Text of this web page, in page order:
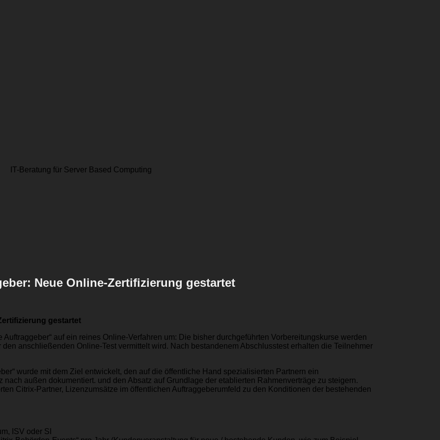
IT-Beratung für Server Based Computing
Neue Online-Zertifizierung gestartet
gestartet
auf ein reines Online-Verfahren um: Die bisher durchgeführten Vorbereitungskurse werden
anschließenden Online-Test vermittelt wird. Nach bestandenem Abschlusstest erhalten die Teilnehmer
wurde mit dem Ziel entwickelt, den auf die öffentliche Hand spezialisierten Partnern ein
außen dokumentiert. und den Absatz auf Grundlage der etablierten Rahmenverträge zu steigern.
Citrix-Partner, Lizenzumsätze im öffentlichen Auftraggeberumfeld zu den Konditionen der bestehenden
ISV oder SI